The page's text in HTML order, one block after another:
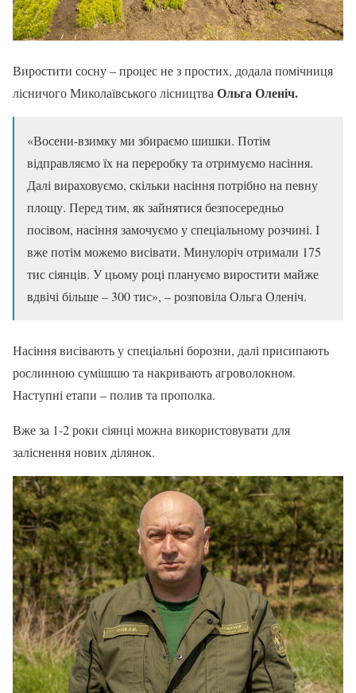
Виростити сосну – процес не з простих, додала помічниця
лісничого Миколаївського лісництва Ольга Оленіч.
«Восени-взимку ми збираємо шишки. Потім
відправляємо їх на переробку та отримуємо насіння.
Далі вираховуємо, скільки насіння потрібно на певну
площу. Перед тим, як зайнятися безпосередньо
посівом, насіння замочуємо у спеціальному розчині. І
вже потім можемо висівати. Минулоріч отримали 175
тис сіянців. У цьому році плануємо виростити майже
вдвічі більше – 300 тис», – розповіла Ольга Оленіч.
Насіння висівають у спеціальні борозни, далі присипають
рослинною сумішшю та накривають агроволокном.
Наступні етапи – полив та прополка.
Вже за 1-2 роки сіянці можна використовувати для
заліснення нових ділянок.